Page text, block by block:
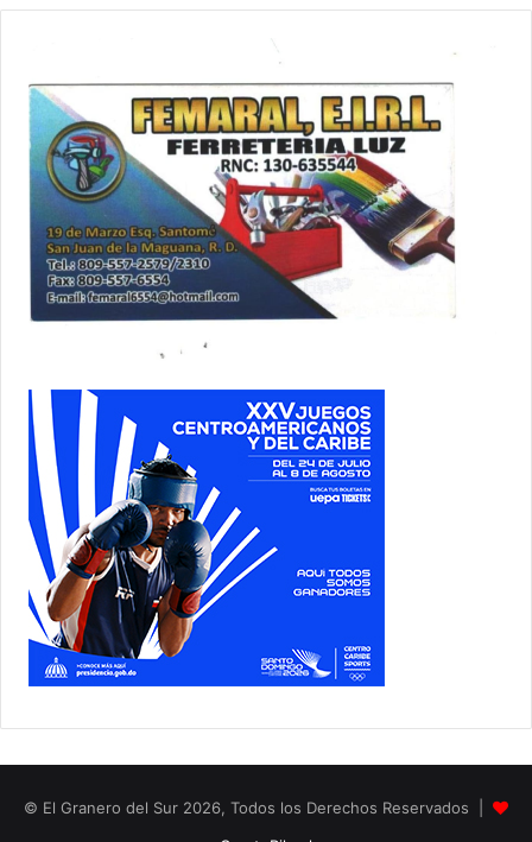
© El Granero del Sur 2026, Todos los Derechos Reservados |